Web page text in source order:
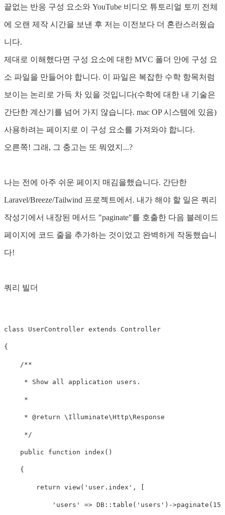
끝없는 반응 구성 요소와 YouTube 비디오 튜토리얼 토끼 전체
에 오랜 제작 시간을 보낸 후 저는 이전보다 더 혼란스러웠습
니다.
제대로 이해했다면 구성 요소에 대한 MVC 폴더 안에 구성 요
소 파일을 만들어야 합니다. 이 파일은 복잡한 수학 항목처럼
보이는 논리로 가득 차 있을 것입니다(수학에 대한 내 기술은
간단한 계산기를 넘어 가지 않습니다. mac OP 시스템에 있음)
사용하려는 페이지로 이 구성 요소를 가져와야 합니다.
오른쪽! 그래, 그 충고는 또 뭐였지...?
나는 전에 아주 쉬운 페이지 매김을했습니다. 간단한
Laravel/Breeze/Tailwind 프로젝트에서. 내가 해야 할 일은 쿼리
작성기에서 내장된 메서드 "paginate"를 호출한 다음 블레이드
페이지에 코드 줄을 추가하는 것이었고 완벽하게 작동했습니
다!
쿼리 빌더
class UserController extends Controller
{
    /**
     * Show all application users.
     *
     * @return \Illuminate\Http\Response
     */
    public function index()
    {
        return view('user.index', [
            'users' => DB::table('users')->paginate(15)